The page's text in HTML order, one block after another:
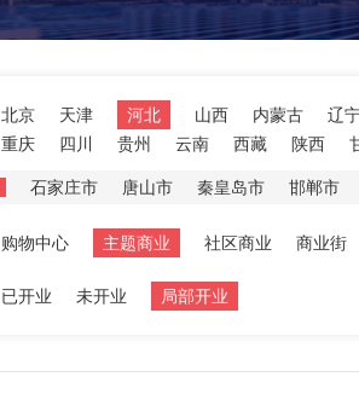
北京 天津 河北 山西 内蒙古
辽
重庆 四川 贵州 云南 西藏 陕西
石家庄市 唐山市 秦皇岛市 邯郸市
购物中心 主题商业 社区商业 商业街
已开业 未开业 局部开业